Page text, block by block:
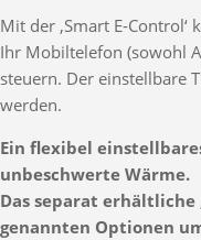
Mit der ‚Smart E-
Ihr Mobiltelefon (sowohl
steuern. Der einstellbare
werden.
Ein flexibel
unbeschwerte Wärme.
Das separat
genannten Optionen